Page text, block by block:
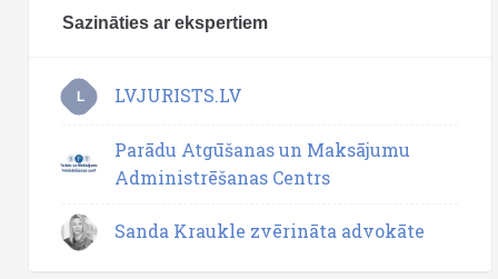
Sazināties ar ekspertiem
L LVJURISTS.LV
Parādu Atgūšanas un Maksājumu
Administrēšanas Centrs
Sanda Kraukle zvērināta advokāte